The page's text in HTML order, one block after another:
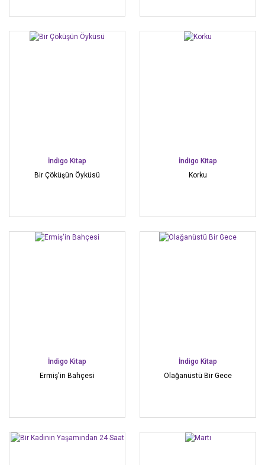
İndigo Kitap
Bir Çöküşün Öyküsü
İndigo Kitap
Korku
İndigo Kitap
Ermiş'in Bahçesi
İndigo Kitap
Olağanüstü Bir Gece